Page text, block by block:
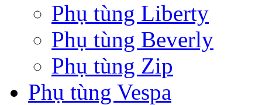
Phụ tùng Liberty
Phụ tùng Beverly
Phụ tùng Zip
Phụ tùng Vespa